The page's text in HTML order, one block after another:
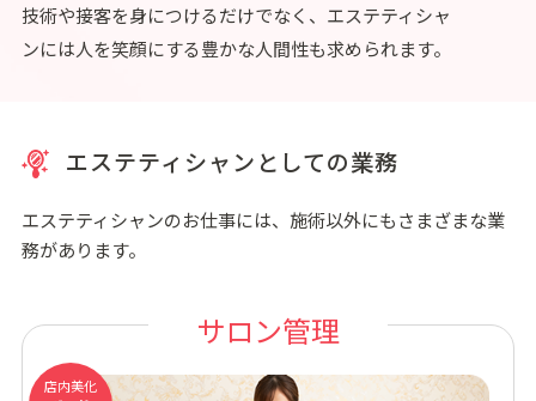
技術や接客を身につけるだけでなく、エステティシャ
ンには人を笑顔にする豊かな人間性も求められます。
エステティシャンとしての業務
エステティシャンのお仕事には、施術以外にもさまざまな業
務があります。
サロン管理
店内美化